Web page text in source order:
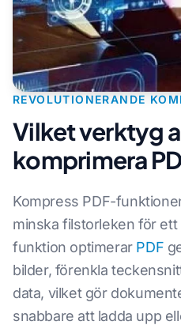
REVOLUTIONERANDE
Vilket verktyg
komprimera
Kompress PDF-
minska filstorleken för
funktion optimerar PDF
bilder, förenkla
data, vilket gör
snabbare att ladda upp